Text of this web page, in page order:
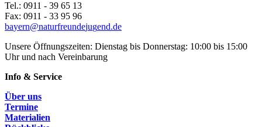
Tel.: 0911 - 39 65 13
Fax: 0911 - 33 95 96
bayern naturfreundejugend.de
Unsere Öffnungszeiten: Dienstag bis Donnerstag: 10:00 bis 15:00
Uhr und nach Vereinbarung
Info & Service
Über uns
Termine
Materialien